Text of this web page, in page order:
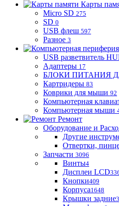
Карты
Micro SD 275
SD 0
USB флеш 597
Разное 3
USB разветвитель
Адаптеры 17
БЛОКИ ПИТАНИЯ
Картридеры 83
Коврики для мыши 92
Компьютерная
Компьютерная мыши
Ремонт
Оборудование и
Другие
Отвертки,
Запчасти 3096
Винты4
Дисплеи LCD
Кнопки409
Корпуса1648
Крышки задние